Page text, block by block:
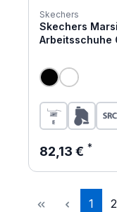
Skechers
Skechers
Arbeitsschuhe
Regulärer
82,13 €
Seite
1 2